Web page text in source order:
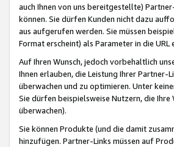
auch Ihnen von uns bereitgestellte)
können. Sie dürfen Kunden nicht dazu
aus aufgerufen werden. Sie müssen
Format erscheint) als Parameter in die
Auf Ihren Wunsch, jedoch vorbehaltlich
Ihnen erlauben, die Leistung Ihrer Partner-
überwachen und zu optimieren. Unter
Sie dürfen beispielsweise Nutzern, die
überwachen).
Sie können Produkte (und die damit
hinzufügen. Partner-Links müssen auf